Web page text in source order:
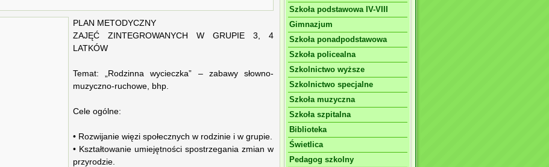
PLAN METODYCZNY
ZAJĘĆ ZINTEGROWANYCH W GRUPIE 3, 4
LATKÓW
Temat: „Rodzinna wycieczka” – zabawy słowno-
muzyczno-ruchowe, bhp.
Cele ogólne:
• Rozwijanie więzi społecznych w rodzinie i w grupie.
• Kształtowanie umiejętności spostrzegania zmian w
przyrodzie.
Szkoła podstawowa IV-VIII
Gimnazjum
Szkoła ponadpodstawowa
Szkoła policealna
Szkolnictwo wyższe
Szkolnictwo specjalne
Szkoła muzyczna
Szkoła szpitalna
Biblioteka
Świetlica
Pedagog szkolny